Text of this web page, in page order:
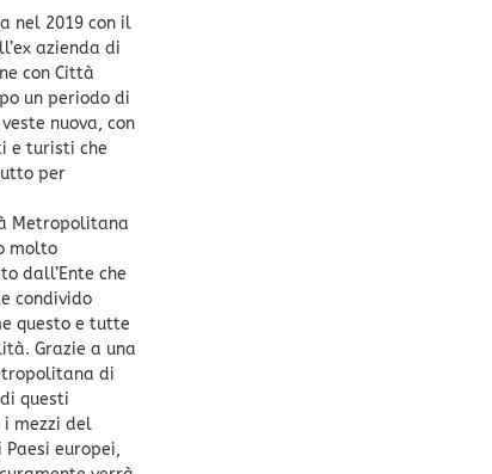
nel 2019 con il
azienda di
con Città
un periodo di
nuova, con
e turisti che
per
Metropolitana
molto
dall’Ente che
condivido
questo e tutte
Grazie a una
di
questi
mezzi del
europei,